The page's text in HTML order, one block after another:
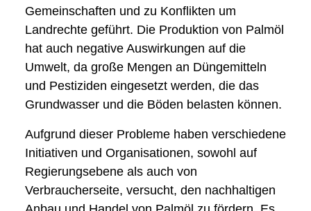
Gemeinschaften und zu Konflikten um
Landrechte geführt. Die Produktion von Palmöl
hat auch negative Auswirkungen auf die
Umwelt, da große Mengen an Düngemitteln
und Pestiziden eingesetzt werden, die das
Grundwasser und die Böden belasten können.
Aufgrund dieser Probleme haben verschiedene
Initiativen und Organisationen, sowohl auf
Regierungsebene als auch von
Verbraucherseite, versucht, den nachhaltigen